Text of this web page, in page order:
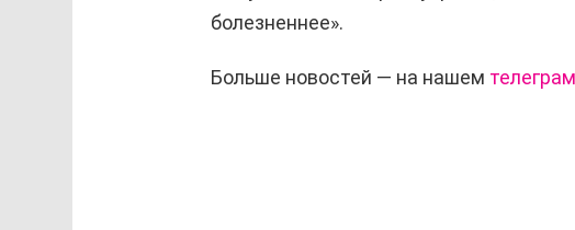
болезненнее».
Больше новостей — на нашем